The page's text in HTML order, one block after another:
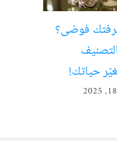
فوضى؟
حياتك!